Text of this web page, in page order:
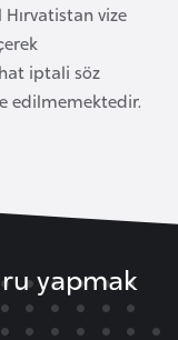
vize
iptali söz
edilmemektedir.
yapmak